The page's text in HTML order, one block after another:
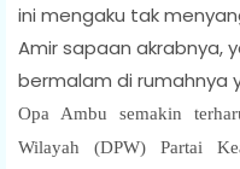
ini mengaku tak
Amir sapaan akrabnya,
bermalam di rumahnya
Opa Ambu semakin
Wilayah (DPW) Partai